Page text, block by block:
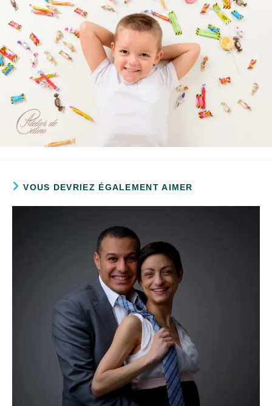
VOUS DEVRIEZ ÉGALEMENT AIMER